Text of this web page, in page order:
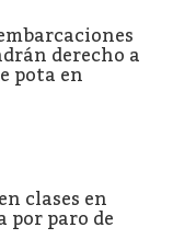
derecho a
pota en
clases en
por paro de